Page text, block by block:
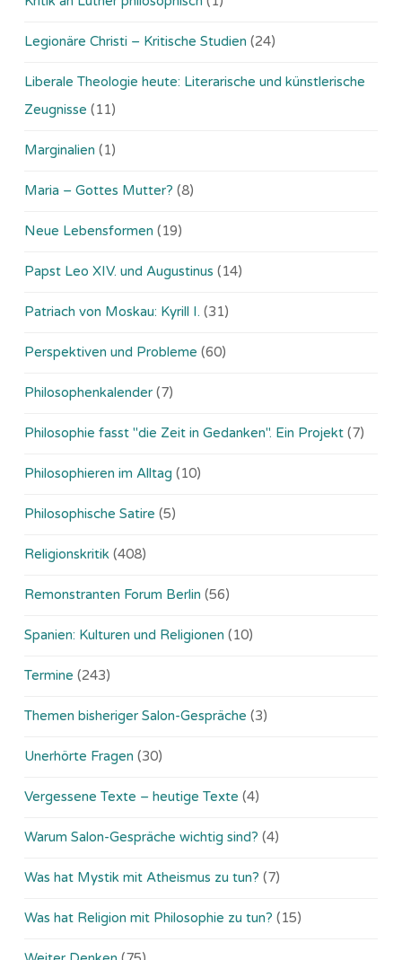
Legionäre Christi – Kritische Studien (24)
Liberale Theologie heute: Literarische und künstlerische
Zeugnisse (11)
Marginalien (1)
Maria – Gottes Mutter? (8)
Neue Lebensformen (19)
Papst Leo XIV. und Augustinus (14)
Patriach von Moskau: Kyrill I. (31)
Perspektiven und Probleme (60)
Philosophenkalender (7)
Philosophie fasst "die Zeit in Gedanken". Ein Projekt (7)
Philosophieren im Alltag (10)
Philosophische Satire (5)
Religionskritik (408)
Remonstranten Forum Berlin (56)
Spanien: Kulturen und Religionen (10)
Termine (243)
Themen bisheriger Salon-Gespräche (3)
Unerhörte Fragen (30)
Vergessene Texte – heutige Texte (4)
Warum Salon-Gespräche wichtig sind? (4)
Was hat Mystik mit Atheismus zu tun? (7)
Was hat Religion mit Philosophie zu tun? (15)